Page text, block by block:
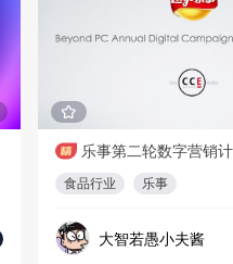
乐事第二轮数字营销
食品行业 乐事
大智若愚小夫酱